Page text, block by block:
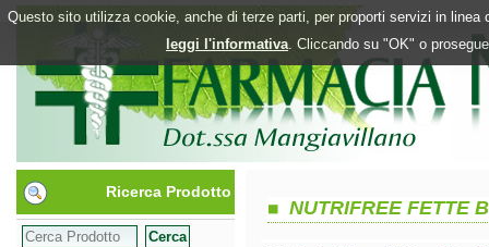
Questo sito utilizza cookie, anche di terze parti, per proporti servizi in
leggi l'informativa. Cliccando su "OK" o
Ricerca Prodotto
NUTRIFREE FETTE